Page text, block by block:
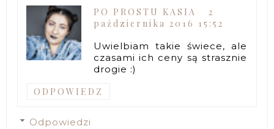
PO PROSTU KASIA
2
października 2016 15:52
Uwielbiam takie świece, ale
czasami ich ceny są strasznie
drogie :)
ODPOWIEDZ
Odpowiedzi